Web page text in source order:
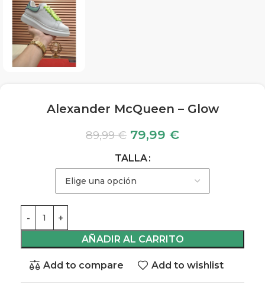
Alexander McQueen – Glow
89,99€ 79,99 €
TALLA
AÑADIR AL CARRITO
Add to compare Add to wishlist